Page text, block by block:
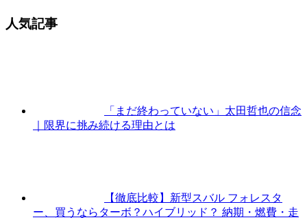
人気記事
「まだ終わっていない」太田哲也の信念
｜限界に挑み続ける理由とは
【徹底比較】新型スバル フォレスタ
ー、買うならターボ？ハイブリッド？ 納期・燃費・走